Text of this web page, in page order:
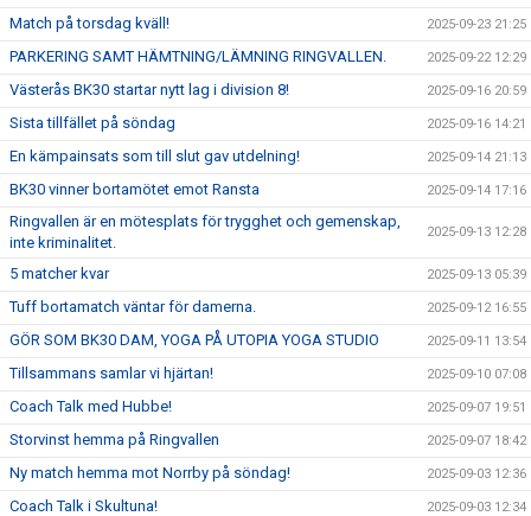
Match på torsdag kväll! 2025-09-23 21:25
PARKERING SAMT HÄMTNING/LÄMNING RINGVALLEN. 2025-09-22 12:29
Västerås BK30 startar nytt lag i division 8! 2025-09-16 20:59
Sista tillfället på söndag 2025-09-16 14:21
En kämpainsats som till slut gav utdelning! 2025-09-14 21:13
BK30 vinner bortamötet emot Ransta 2025-09-14 17:16
Ringvallen är en mötesplats för trygghet och gemenskap,
inte kriminalitet.
2025-09-13 12:28
5 matcher kvar 2025-09-13 05:39
Tuff bortamatch väntar för damerna. 2025-09-12 16:55
GÖR SOM BK30 DAM, YOGA PÅ UTOPIA YOGA STUDIO 2025-09-11 13:54
Tillsammans samlar vi hjärtan! 2025-09-10 07:08
Coach Talk med Hubbe! 2025-09-07 19:51
Storvinst hemma på Ringvallen 2025-09-07 18:42
Ny match hemma mot Norrby på söndag! 2025-09-03 12:36
Coach Talk i Skultuna! 2025-09-03 12:34